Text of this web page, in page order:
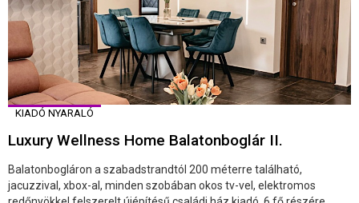
KIADÓ NYARALÓ
Luxury Wellness Home Balatonboglár II.
Balatonbogláron a szabadstrandtól 200 méterre található,
jacuzzival, xbox-al, minden szobában okos tv-vel, elektromos